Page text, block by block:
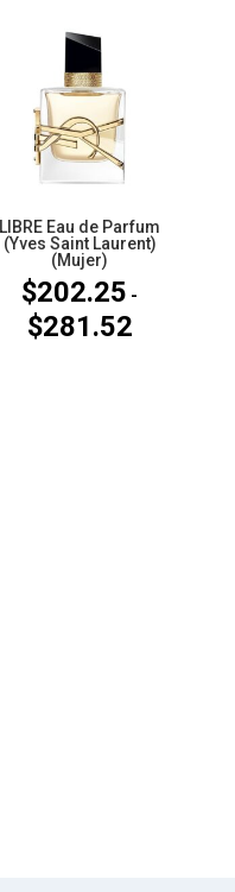
LIBRE Eau de Parfum
(Yves Saint Laurent)
(Mujer)
$202.25 -
$281.52Rango